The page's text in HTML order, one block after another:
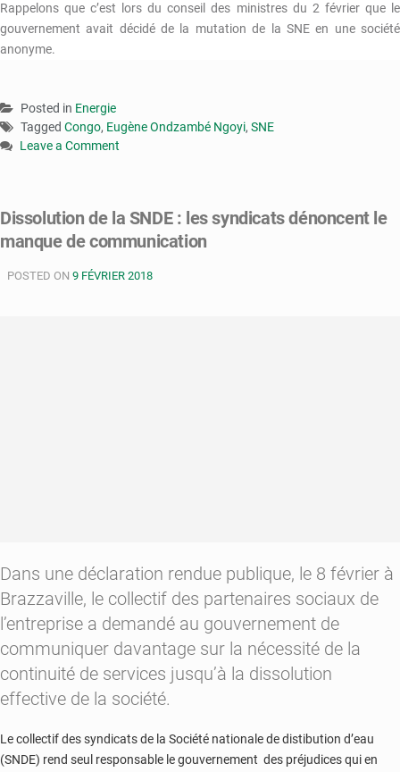
Rappelons que c’est lors du conseil des ministres du 2 février que le
gouvernement avait décidé de la mutation de la SNE en une société
anonyme.
Posted in Energie
Tagged Congo, Eugène Ondzambé Ngoyi, SNE
Leave a Comment
aucun
licenciement
envisagé
Dissolution de la SNDE : les syndicats dénoncent le
manque de communication
POSTED ON 9 FÉVRIER 2018
Dans une déclaration rendue publique, le 8 février à
Brazzaville, le collectif des partenaires sociaux de
l’entreprise a demandé au gouvernement de
communiquer davantage sur la nécessité de la
continuité de services jusqu’à la dissolution
effective de la société.
Le collectif des syndicats de la Société nationale de distibution d’eau
(SNDE) rend seul responsable le gouvernement des préjudices qui en